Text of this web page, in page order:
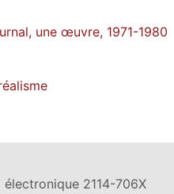
une œuvre, 1971-1980
électronique 2114-706X